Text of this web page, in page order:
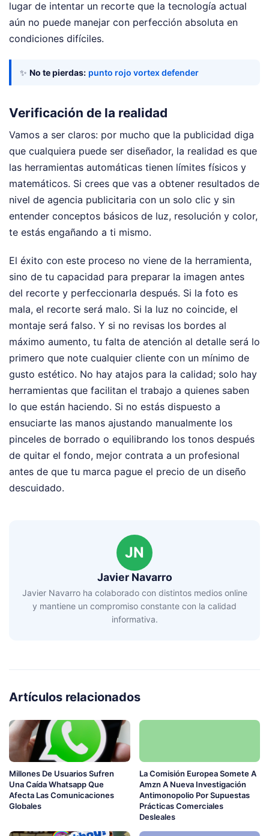
lugar de intentar un recorte que la tecnología actual
aún no puede manejar con perfección absoluta en
condiciones difíciles.
✨ No te pierdas: punto rojo vortex defender
Verificación de la realidad
Vamos a ser claros: por mucho que la publicidad diga
que cualquiera puede ser diseñador, la realidad es que
las herramientas automáticas tienen límites físicos y
matemáticos. Si crees que vas a obtener resultados de
nivel de agencia publicitaria con un solo clic y sin
entender conceptos básicos de luz, resolución y color,
te estás engañando a ti mismo.
El éxito con este proceso no viene de la herramienta,
sino de tu capacidad para preparar la imagen antes
del recorte y perfeccionarla después. Si la foto es
mala, el recorte será malo. Si la luz no coincide, el
montaje será falso. Y si no revisas los bordes al
máximo aumento, tu falta de atención al detalle será lo
primero que note cualquier cliente con un mínimo de
gusto estético. No hay atajos para la calidad; solo hay
herramientas que facilitan el trabajo a quienes saben
lo que están haciendo. Si no estás dispuesto a
ensuciarte las manos ajustando manualmente los
pinceles de borrado o equilibrando los tonos después
de quitar el fondo, mejor contrata a un profesional
antes de que tu marca pague el precio de un diseño
descuidado.
JN
Javier Navarro
Javier Navarro ha colaborado con distintos medios online
y mantiene un compromiso constante con la calidad
informativa.
Artículos relacionados
Millones De Usuarios Sufren
Una Caída Whatsapp Que
Afecta Las Comunicaciones
Globales
La Comisión Europea Somete A
Amzn A Nueva Investigación
Antimonopolio Por Supuestas
Prácticas Comerciales
Desleales